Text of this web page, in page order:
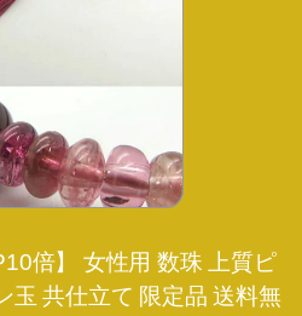
倍】 女性用 数珠 上質ピ
玉 共仕立て 限定品 送料無